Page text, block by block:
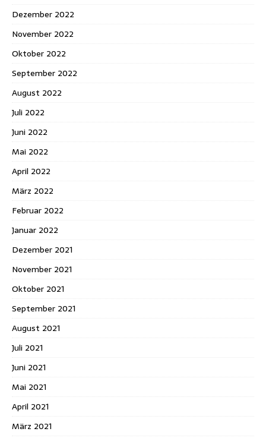
Dezember 2022
November 2022
Oktober 2022
September 2022
August 2022
Juli 2022
Juni 2022
Mai 2022
April 2022
März 2022
Februar 2022
Januar 2022
Dezember 2021
November 2021
Oktober 2021
September 2021
August 2021
Juli 2021
Juni 2021
Mai 2021
April 2021
März 2021